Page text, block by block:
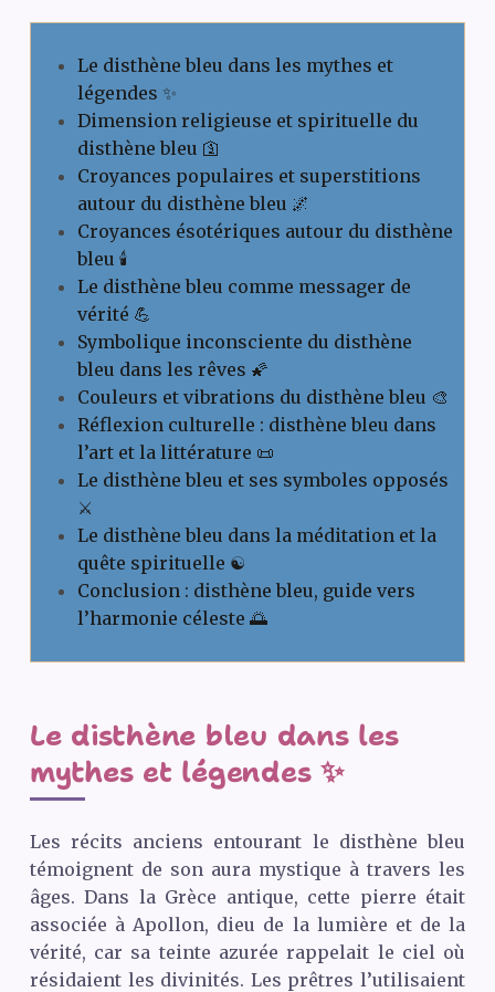
Le disthène bleu dans les mythes et
légendes ✨
Dimension religieuse et spirituelle du
disthène bleu 🛐
Croyances populaires et superstitions
autour du disthène bleu 🌌
Croyances ésotériques autour du disthène
bleu 🕯️
Le disthène bleu comme messager de
vérité 💪
Symbolique inconsciente du disthène
bleu dans les rêves 🌠
Couleurs et vibrations du disthène bleu 🎨
Réflexion culturelle : disthène bleu dans
l’art et la littérature 📜
Le disthène bleu et ses symboles opposés
⚔️
Le disthène bleu dans la méditation et la
quête spirituelle ☯️
Conclusion : disthène bleu, guide vers
l’harmonie céleste 🌅
Le disthène bleu dans les
mythes et légendes ✨
Les récits anciens entourant le disthène bleu
témoignent de son aura mystique à travers les
âges. Dans la Grèce antique, cette pierre était
associée à Apollon, dieu de la lumière et de la
vérité, car sa teinte azurée rappelait le ciel où
résidaient les divinités. Les prêtres l’utilisaient